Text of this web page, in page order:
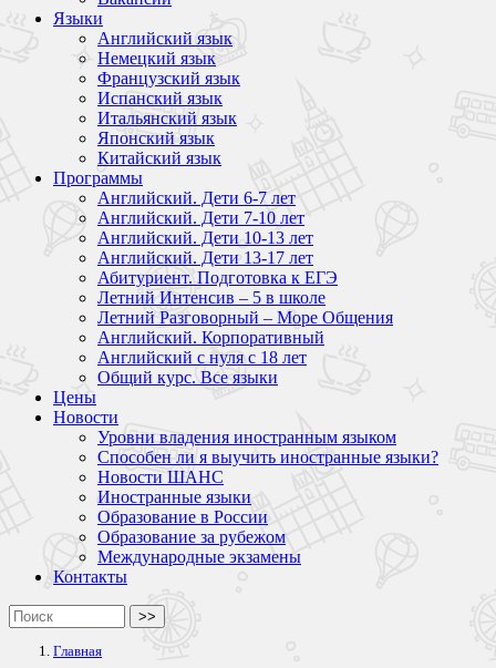
Языки
Английский язык
Немецкий язык
Французский язык
Испанский язык
Итальянский язык
Японский язык
Китайский язык
Программы
Английский. Дети 6-7 лет
Английский. Дети 7-10 лет
Английский. Дети 10-13 лет
Английский. Дети 13-17 лет
Абитуриент. Подготовка к ЕГЭ
Летний Интенсив – 5 в школе
Летний Разговорный – Море Общения
Английский. Корпоративный
Английский с нуля с 18 лет
Общий курс. Все языки
Цены
Новости
Уровни владения иностранным языком
Способен ли я выучить иностранные языки?
Новости ШАНС
Иностранные языки
Образование в России
Образование за рубежом
Международные экзамены
Контакты
>>
Главная